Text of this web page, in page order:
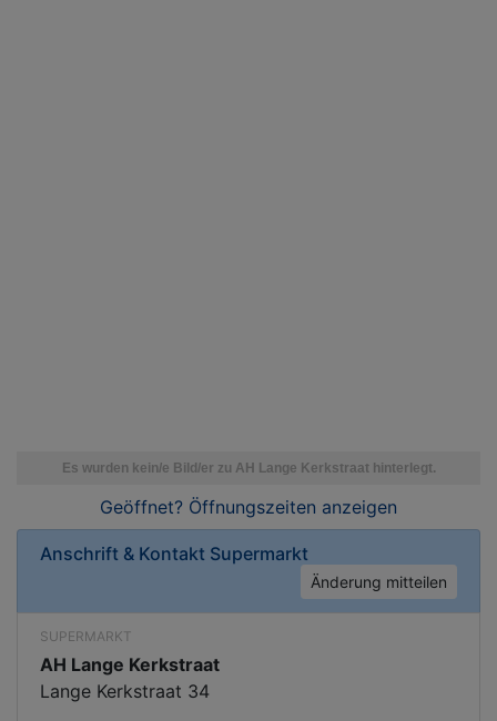
Geöffnet? Öffnungszeiten anzeigen
Anschrift & Kontakt Supermarkt
Änderung mitteilen
SUPERMARKT
AH Lange Kerkstraat
Lange Kerkstraat 34